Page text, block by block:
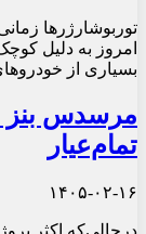
توربوشارژرها
امروز به دلیل
بسیاری از
مرسدس بنز
تمام‌عیار
۱۴۰۵-۰۲-۱۶